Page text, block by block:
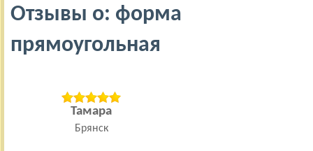
Отзывы о: форма
прямоугольная
Тамара
Брянск